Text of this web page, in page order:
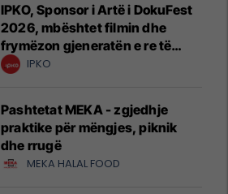
IPKO, Sponsor i Artë i DokuFest
2026, mbështet filmin dhe
frymëzon gjeneratën e re të
krijuesve
IPKO
Pashtetat MEKA - zgjedhje
praktike për mëngjes, piknik
dhe rrugë
MEKA HALAL FOOD